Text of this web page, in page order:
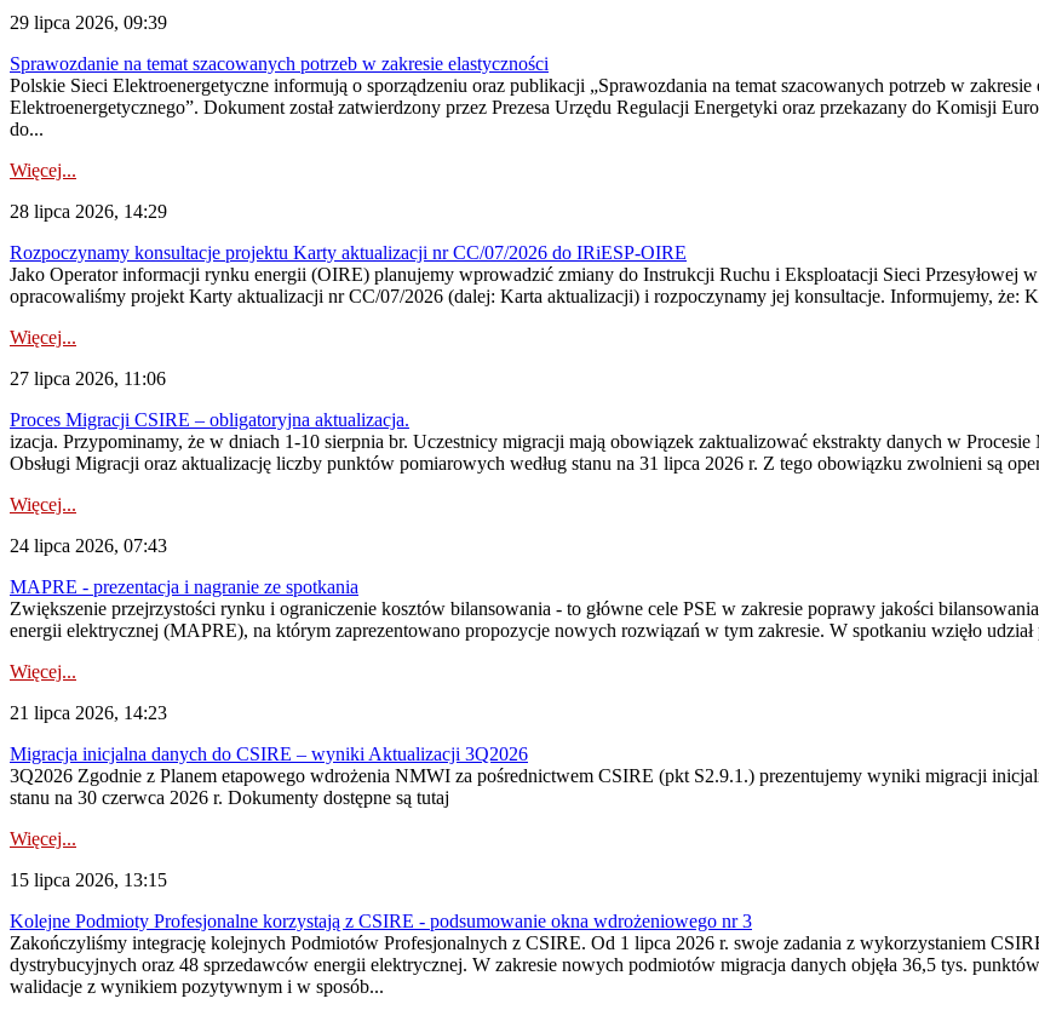
29 lipca 2026, 09:39
Sprawozdanie na temat szacowanych potrzeb w zakresie elastyczności
Polskie Sieci Elektroenergetyczne informują o sporządzeniu oraz publikacji „Sprawozdania na temat szacowanych potrzeb w
Elektroenergetycznego”. Dokument został zatwierdzony przez Prezesa Urzędu Regulacji Energetyki oraz przekazany do Komisji
do...
Więcej...
28 lipca 2026, 14:29
Rozpoczynamy konsultacje projektu Karty aktualizacji nr CC/07/2026 do IRiESP-OIRE
Jako Operator informacji rynku energii (OIRE) planujemy wprowadzić zmiany do Instrukcji Ruchu i Eksploatacji Sieci Przesyłowej
opracowaliśmy projekt Karty aktualizacji nr CC/07/2026 (dalej: Karta aktualizacji) i rozpoczynamy jej konsultacje. Informujemy, że:
Więcej...
27 lipca 2026, 11:06
Proces Migracji CSIRE – obligatoryjna aktualizacja.
izacja. Przypominamy, że w dniach 1-10 sierpnia br. Uczestnicy migracji mają obowiązek zaktualizować ekstrakty danych w
Obsługi Migracji oraz aktualizację liczby punktów pomiarowych według stanu na 31 lipca 2026 r. Z tego obowiązku zwolnieni są
Więcej...
24 lipca 2026, 07:43
MAPRE - prezentacja i nagranie ze spotkania
Zwiększenie przejrzystości rynku i ograniczenie kosztów bilansowania - to główne cele PSE w zakresie poprawy jakości
energii elektrycznej (MAPRE), na którym zaprezentowano propozycje nowych rozwiązań w tym zakresie. W spotkaniu wzięło
Więcej...
21 lipca 2026, 14:23
Migracja inicjalna danych do CSIRE – wyniki Aktualizacji 3Q2026
3Q2026 Zgodnie z Planem etapowego wdrożenia NMWI za pośrednictwem CSIRE (pkt S2.9.1.) prezentujemy wyniki migracji
stanu na 30 czerwca 2026 r. Dokumenty dostępne są tutaj
Więcej...
15 lipca 2026, 13:15
Kolejne Podmioty Profesjonalne korzystają z CSIRE - podsumowanie okna wdrożeniowego nr 3
Zakończyliśmy integrację kolejnych Podmiotów Profesjonalnych z CSIRE. Od 1 lipca 2026 r. swoje zadania z wykorzystaniem
dystrybucyjnych oraz 48 sprzedawców energii elektrycznej. W zakresie nowych podmiotów migracja danych objęła 36,5 tys.
walidacje z wynikiem pozytywnym i w sposób...